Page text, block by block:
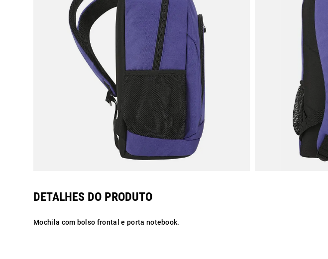
Mochila com bolso frontal e porta notebook.